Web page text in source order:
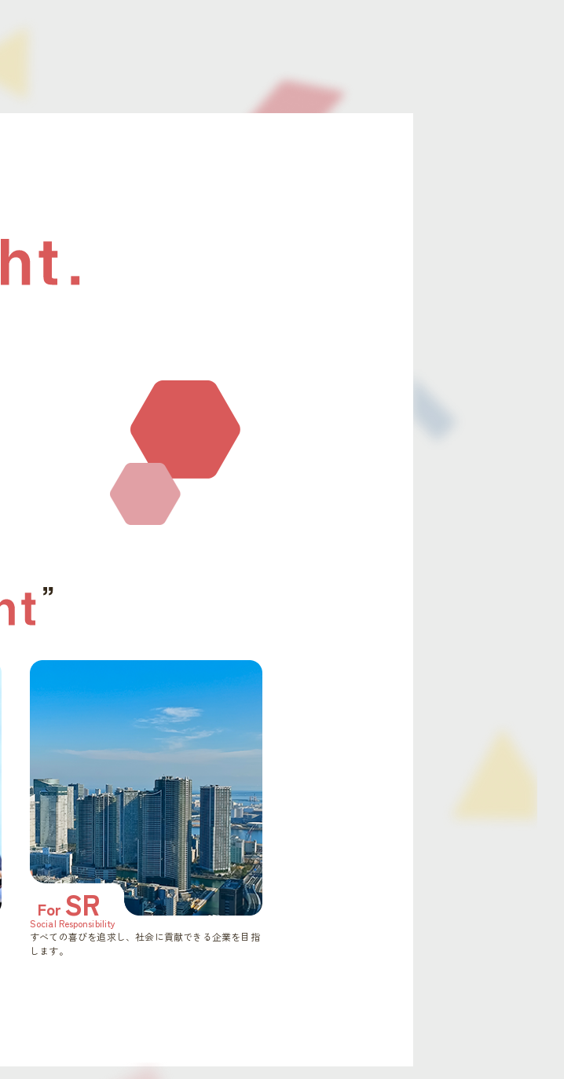
For SR
Social Responsibility
すべての喜びを追求し、社会に貢献できる企業を目指
します。